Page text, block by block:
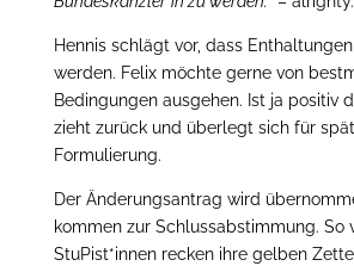
Hennis schlägt vor, dass
werden. Felix möchte gerne von
Bedingungen ausgehen. Ist ja positiv
zieht zurück und überlegt sich für
Formulierung.
Der Änderungsantrag wird
kommen zur Schlussabstimmung. So
StuPist*innen recken ihre gelben